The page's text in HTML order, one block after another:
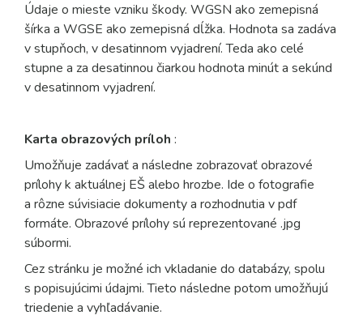
Údaje o mieste vzniku škody. WGSN ako zemepisná
šírka a WGSE ako zemepisná dĺžka. Hodnota sa zadáva
v stupňoch, v desatinnom vyjadrení. Teda ako celé
stupne a za desatinnou čiarkou hodnota minút a sekúnd
v desatinnom vyjadrení.
Karta obrazových príloh :
Umožňuje zadávať a následne zobrazovať obrazové
prílohy k aktuálnej EŠ alebo hrozbe. Ide o fotografie
a rôzne súvisiacie dokumenty a rozhodnutia v pdf
formáte. Obrazové prílohy sú reprezentované .jpg
súbormi.
Cez stránku je možné ich vkladanie do databázy, spolu
s popisujúcimi údajmi. Tieto následne potom umožňujú
triedenie a vyhľadávanie.